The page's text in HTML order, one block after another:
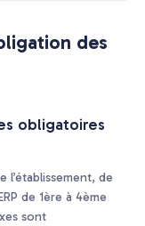
des
obligatoires
l’établissement, de
de 1ère à 4ème
sont